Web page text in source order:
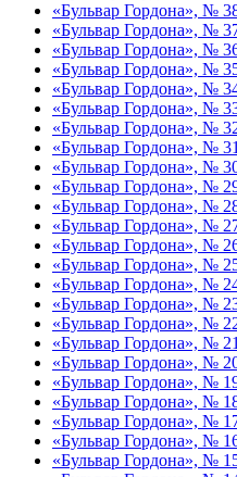
«Бульвар Гордона», №
«Бульвар Гордона», №
«Бульвар Гордона», №
«Бульвар Гордона», №
«Бульвар Гордона», №
«Бульвар Гордона», №
«Бульвар Гордона», №
«Бульвар Гордона», №
«Бульвар Гордона», №
«Бульвар Гордона», №
«Бульвар Гордона», №
«Бульвар Гордона», №
«Бульвар Гордона», №
«Бульвар Гордона», №
«Бульвар Гордона», №
«Бульвар Гордона», №
«Бульвар Гордона», №
«Бульвар Гордона», №
«Бульвар Гордона», №
«Бульвар Гордона», №
«Бульвар Гордона», №
«Бульвар Гордона», №
«Бульвар Гордона», №
«Бульвар Гордона», №